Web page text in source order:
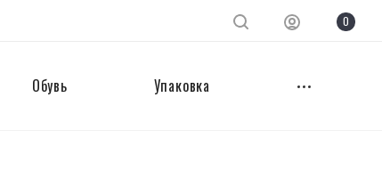
0
Обувь Упаковка